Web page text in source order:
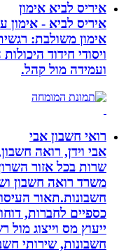
איריס לביא אימון
איריס לביא - אימון עיסקי
אימון משולבת: רגשית,
ויסודי חידוד היכולות
ועמידה מול קהל.
רואי חשבון אבי
אבי וידן, רואה חשבון,
שרות בכל אזור השרון
משרד רואה חשבון ושל
חשבונות.תאור העיסוק:
כספיים לחברות, דוחות
ייעוץ מס וייצוג מול
חשבונות, שירותי חשבות